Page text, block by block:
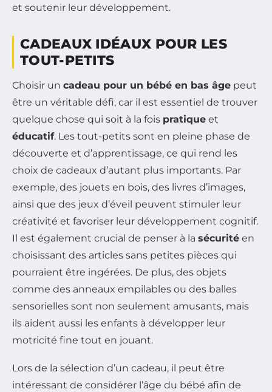
et soutenir leur développement.
CADEAUX IDÉAUX POUR LES
TOUT-PETITS
Choisir un cadeau pour un bébé en bas âge peut
être un véritable défi, car il est essentiel de trouver
quelque chose qui soit à la fois pratique et
éducatif. Les tout-petits sont en pleine phase de
découverte et d’apprentissage, ce qui rend les
choix de cadeaux d’autant plus importants. Par
exemple, des jouets en bois, des livres d’images,
ainsi que des jeux d’éveil peuvent stimuler leur
créativité et favoriser leur développement cognitif.
Il est également crucial de penser à la sécurité en
choisissant des articles sans petites pièces qui
pourraient être ingérées. De plus, des objets
comme des anneaux empilables ou des balles
sensorielles sont non seulement amusants, mais
ils aident aussi les enfants à développer leur
motricité fine tout en jouant.
Lors de la sélection d’un cadeau, il peut être
intéressant de considérer l’âge du bébé afin de